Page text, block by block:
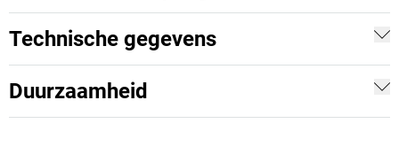
Technische gegevens
Duurzaamheid